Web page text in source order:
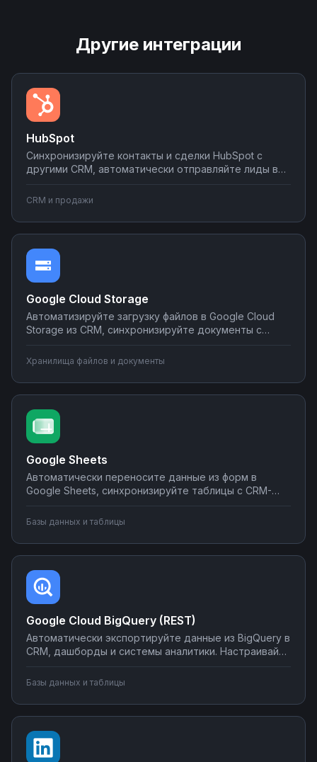
Другие интеграции
HubSpot
Синхронизируйте контакты и сделки HubSpot с
другими CRM, автоматически отправляйте лиды в
в планировщиках при изменении статуса сделки.
Настраивайте двусторонний обмен данными без
программирования на платформе Nodul.
CRM и продажи
Google Cloud Storage
Автоматизируйте загрузку файлов в Google Cloud
Storage из CRM, синхронизируйте документы с
уведомления о новых файлах в мессенджеры.
Создавайте интеграции облачного хранилища без
программирования на Nodul.
Хранилища файлов и документы
Google Sheets
Автоматически переносите данные из форм в
Google Sheets, синхронизируйте таблицы с CRM-
почте или в мессенджеры. Настраивайте
простых сценариев до сложной автоматизации
аналитики.
Базы данных и таблицы
Google Cloud BigQuery (REST)
Автоматически экспортируйте данные из BigQuery в
CRM, дашборды и системы аналитики. Настраивайте
метрики с внешними сервисами, создавайте
Управляйте интеграциями BigQuery без SQL-
программирования.
Базы данных и таблицы